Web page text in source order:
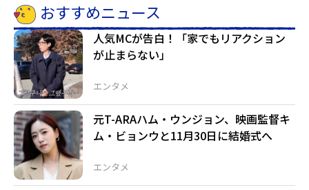
おすすめニュース
エンタメ
人気MCが告白！「家でもリアクション
が止まらない」
エンタメ
元T-ARAハム・ウンジョン、映画監督キ
ム・ビョンウと11月30日に結婚式へ